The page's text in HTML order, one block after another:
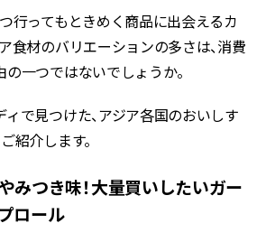
行ってもときめく商品に出会えるカ
食材のバリエーションの多さは、消費
一つではないでしょうか。
で見つけた、アジア各国のおいしす
紹介します。
みつき味！大量買いしたいガー
ロール